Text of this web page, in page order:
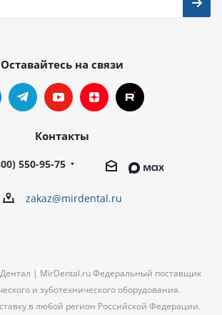
Оставайтесь на связи
Контакты
550-95-75
zakaz@mirdental.ru
| MirDental.ru Федеральный поставщик
и зуботехнического оборудования.
в любой регион Российской Федерации.